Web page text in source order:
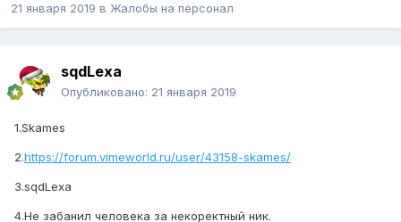
21 января 2019 в Жалобы на персонал
sqdLexa
Опубликовано: 21 января 2019
1.Skames
2.https://forum.vimeworld.ru/user/43158-skames/
3.sqdLexa
4.Не забанил человека за некоректный ник.